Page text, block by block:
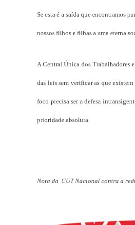
Se esta é a saída que encontramos
nossos filhos e filhas a uma eterna
A Central Única dos Trabalhadores
das leis sem verificar as que
foco precisa ser a defesa
prioridade absoluta.
Nota da CUT Nacional contra a